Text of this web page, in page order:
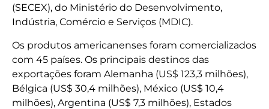
(SECEX), do Ministério do Desenvolvimento,
Indústria, Comércio e Serviços (MDIC).
Os produtos americanenses foram comercializados
com 45 países. Os principais destinos das
exportações foram Alemanha (US$ 123,3 milhões),
Bélgica (US$ 30,4 milhões), México (US$ 10,4
milhões), Argentina (US$ 7,3 milhões), Estados